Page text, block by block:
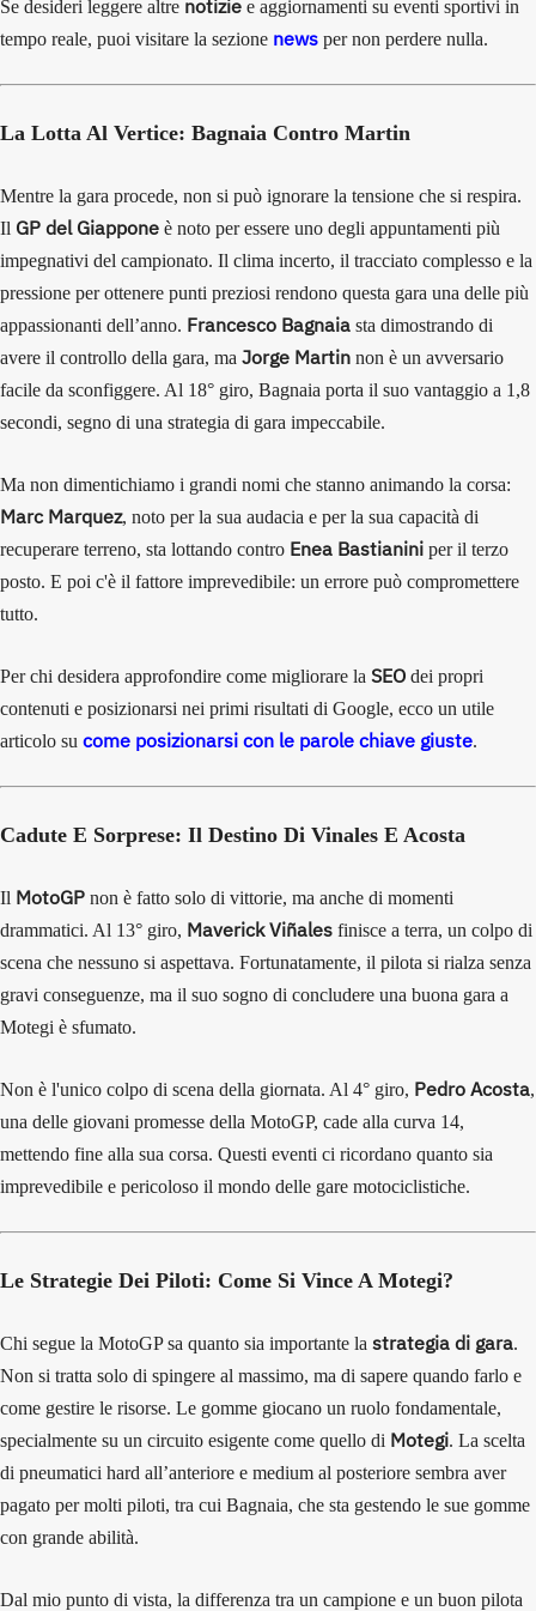
Se desideri leggere altre notizie e aggiornamenti su eventi sportivi in
tempo reale, puoi visitare la sezione news per non perdere nulla.
La Lotta Al Vertice: Bagnaia Contro Martin
Mentre la gara procede, non si può ignorare la tensione che si respira.
Il GP del Giappone è noto per essere uno degli appuntamenti più
impegnativi del campionato. Il clima incerto, il tracciato complesso e la
pressione per ottenere punti preziosi rendono questa gara una delle più
appassionanti dell’anno. Francesco Bagnaia sta dimostrando di
avere il controllo della gara, ma Jorge Martin non è un avversario
facile da sconfiggere. Al 18° giro, Bagnaia porta il suo vantaggio a 1,8
secondi, segno di una strategia di gara impeccabile.
Ma non dimentichiamo i grandi nomi che stanno animando la corsa:
Marc Marquez, noto per la sua audacia e per la sua capacità di
recuperare terreno, sta lottando contro Enea Bastianini per il terzo
posto. E poi c'è il fattore imprevedibile: un errore può compromettere
tutto.
Per chi desidera approfondire come migliorare la SEO dei propri
contenuti e posizionarsi nei primi risultati di Google, ecco un utile
articolo su come posizionarsi con le parole chiave giuste.
Cadute E Sorprese: Il Destino Di Vinales E Acosta
Il MotoGP non è fatto solo di vittorie, ma anche di momenti
drammatici. Al 13° giro, Maverick Viñales finisce a terra, un colpo di
scena che nessuno si aspettava. Fortunatamente, il pilota si rialza senza
gravi conseguenze, ma il suo sogno di concludere una buona gara a
Motegi è sfumato.
Non è l'unico colpo di scena della giornata. Al 4° giro, Pedro Acosta,
una delle giovani promesse della MotoGP, cade alla curva 14,
mettendo fine alla sua corsa. Questi eventi ci ricordano quanto sia
imprevedibile e pericoloso il mondo delle gare motociclistiche.
Le Strategie Dei Piloti: Come Si Vince A Motegi?
Chi segue la MotoGP sa quanto sia importante la strategia di gara.
Non si tratta solo di spingere al massimo, ma di sapere quando farlo e
come gestire le risorse. Le gomme giocano un ruolo fondamentale,
specialmente su un circuito esigente come quello di Motegi. La scelta
di pneumatici hard all’anteriore e medium al posteriore sembra aver
pagato per molti piloti, tra cui Bagnaia, che sta gestendo le sue gomme
con grande abilità.
Dal mio punto di vista, la differenza tra un campione e un buon pilota